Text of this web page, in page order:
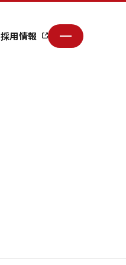
採用情報